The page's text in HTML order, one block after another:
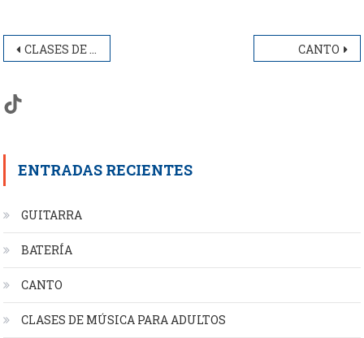
Navegación
entradas
CLASES DE MÚSICA PARA NIÑOS CANTO
TikTok
ENTRADAS RECIENTES
GUITARRA
BATERÍA
CANTO
CLASES DE MÚSICA PARA ADULTOS